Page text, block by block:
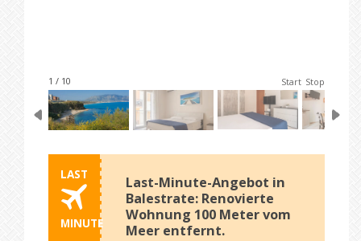
1 / 10 Start Stop
LAST
MINUTE
Last-Minute-Angebot in
Balestrate: Renovierte
Wohnung 100 Meter vom
Meer entfernt.